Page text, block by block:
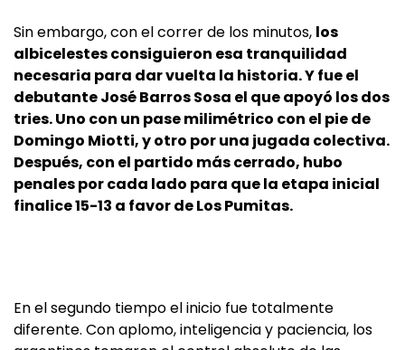
Sin embargo, con el correr de los minutos, los
albicelestes consiguieron esa tranquilidad
necesaria para dar vuelta la historia. Y fue el
debutante José Barros Sosa el que apoyó los dos
tries. Uno con un pase milimétrico con el pie de
Domingo Miotti, y otro por una jugada colectiva.
Después, con el partido más cerrado, hubo
penales por cada lado para que la etapa inicial
finalice 15-13 a favor de Los Pumitas.
En el segundo tiempo el inicio fue totalmente
diferente. Con aplomo, inteligencia y paciencia, los